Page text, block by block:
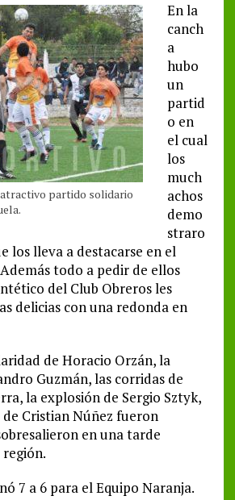
partido solidario
En la
canch
a
hubo
un
partid
o en
el cual
los
much
achos
demo
straro
los lleva a destacarse en el
todo a pedir de ellos
del Club Obreros les
delicias con una redonda en
de Horacio Orzán, la
Guzmán, las corridas de
la explosión de Sergio Sztyk,
Cristian Núñez fueron
en una tarde
7 a 6 para el Equipo Naranja.